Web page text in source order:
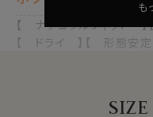
【 ナチュラルフィット
【 ドライ 】【 形態安
1年を通して快適な着心
も